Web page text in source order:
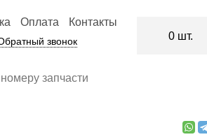
Оплата Контакты
звонок 0 шт.